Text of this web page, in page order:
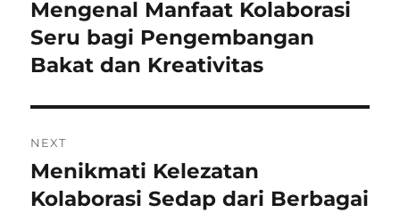
Previous
post:
Mengenal Manfaat Kolaborasi
Seru bagi Pengembangan
Bakat dan Kreativitas
NEXT
Next
post:
Menikmati Kelezatan
Kolaborasi Sedap dari Berbagai